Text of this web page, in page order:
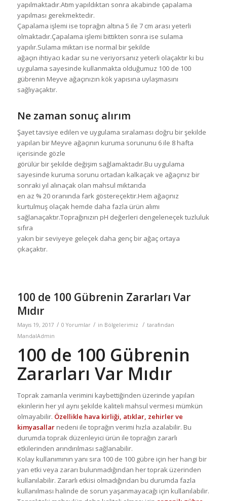
yapılmaktadır.Atım yapıldıktan sonra akabinde çapalama
yapılması gerekmektedir.
Çapalama işlemi ise toprağın altına 5 ile 7 cm arası yeterli
olmaktadır.Çapalama işlemi bittikten sonra ise sulama
yapılır.Sulama miktarı ise normal bir şekilde
ağaçın ihtiyacı kadar su ne veriyorsanız yeterli olaçaktır ki bu
uygulama sayesinde kullanmakta olduğumuz 100 de 100
gübrenin Meyve ağaçınızın kök yapısına uylaşmasını
sağlıyaçaktır.
Ne zaman sonuç alırım
Şayet tavsiye edilen ve uygulama sıralaması doğru bir şekilde
yapılan bir Meyve ağaçının kuruma sorununu 6 ile 8 hafta
içerisinde gözle
görülür bir şekilde değişim sağlamaktadır.Bu uygulama
sayesinde kuruma sorunu ortadan kalkaçak ve ağaçınız bir
sonraki yıl alınaçak olan mahsul miktarıda
en az % 20 oranında fark göstereçektir.Hem ağaçınız
kurtulmuş olaçak hemde daha fazla ürün alımı
sağlanaçaktır.Toprağınızın pH değerleri dengeleneçek tuzluluk
sıfıra
yakın bir seviyeye geleçek daha genç bir ağaç ortaya
çıkaçaktır.
100 de 100 Gübrenin Zararları Var
Mıdır
Mayıs 19, 2017 / 0 Yorumlar / in Bölgelerimiz / tarafından
MandalAdmin
100 de 100 Gübrenin
Zararları Var Mıdır
Toprak zamanla verimini kaybettiğinden üzerinde yapılan
ekinlerin her yıl aynı şekilde kaliteli mahsul vermesi mümkün
olmayabilir. Özellikle hava kirliği, atıklar, zehirler ve
kimyasallarnedeni ile toprağın verimi hızla azalabilir. Bu
durumda toprak düzenleyici ürün ile toprağın zararlı
etkilerinden arındırılması sağlanabilir.
Kolay kullanımının yanı sıra 100 de 100 gübre için her hangi bir
yan etki veya zararı bulunmadığından her toprak üzerinden
kullanılabilir. Zararlı etkisi olmadığından bu durumda fazla
kullanılması halinde de sorun yaşanmayacağı için kullanılabilir.